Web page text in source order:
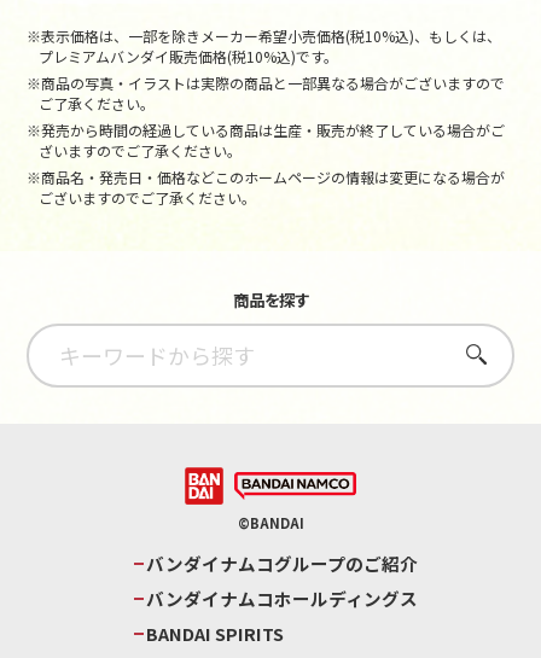
※表示価格は、一部を除きメーカー希望小売価格(税10%込)、もしくは、
プレミアムバンダイ販売価格(税10%込)です。
※商品の写真・イラストは実際の商品と一部異なる場合がございますので
ご了承ください。
※発売から時間の経過している商品は生産・販売が終了している場合がご
ざいますのでご了承ください。
※商品名・発売日・価格などこのホームページの情報は変更になる場合が
ございますのでご了承ください。
商品を探す
さがす
©BANDAI
バンダイナムコグループのご紹介
バンダイナムコホールディングス
BANDAI SPIRITS